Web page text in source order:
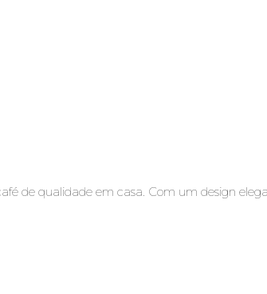
de qualidade em casa. Com um design